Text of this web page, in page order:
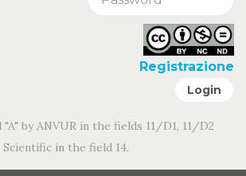
Registrazione
Login
"A" by ANVUR in the fields 11/D1, 11/D2
Scientific in the field 14.